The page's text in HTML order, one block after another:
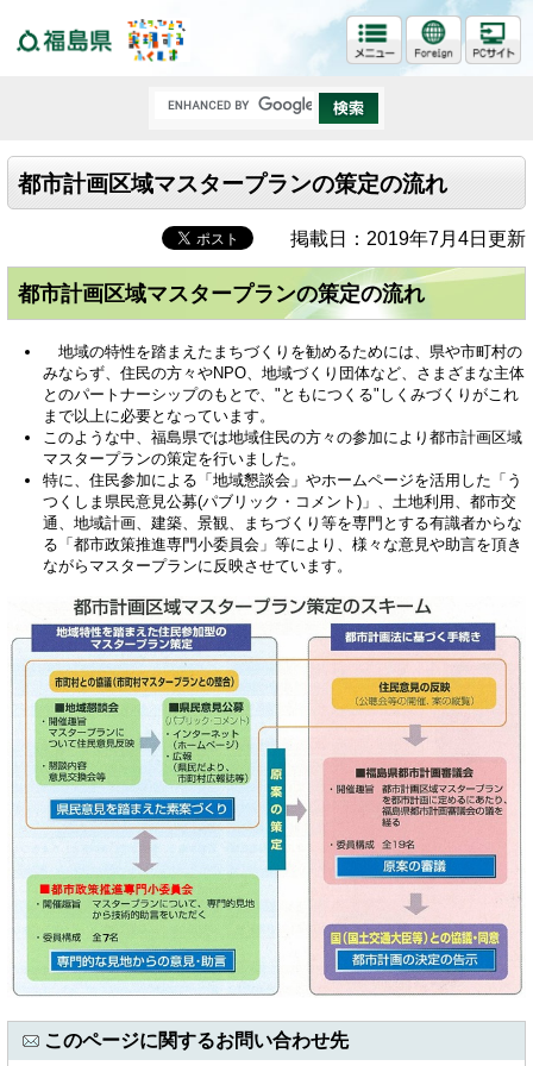
都市計画区域マスタープランの策定の流れ
掲載日：2019年7月4日更新
都市計画区域マスタープランの策定の流れ
地域の特性を踏まえたまちづくりを勧めるためには、県や市町村の
みならず、住民の方々やNPO、地域づくり団体など、さまざまな主体
とのパートナーシップのもとで、"ともにつくる"しくみづくりがこれ
まで以上に必要となっています。
このような中、福島県では地域住民の方々の参加により都市計画区域
マスタープランの策定を行いました。
特に、住民参加による「地域懇談会」やホームページを活用した「う
つくしま県民意見公募(パブリック・コメント)」、土地利用、都市交
通、地域計画、建築、景観、まちづくり等を専門とする有識者からな
る「都市政策推進専門小委員会」等により、様々な意見や助言を頂き
ながらマスタープランに反映させています。
このページに関するお問い合わせ先